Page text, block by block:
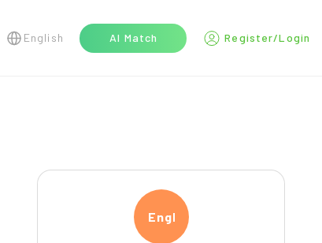
English AI Match Register/Login
Engli